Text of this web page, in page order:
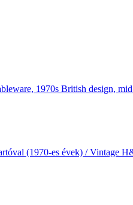
(1970-es évek) / Vintage